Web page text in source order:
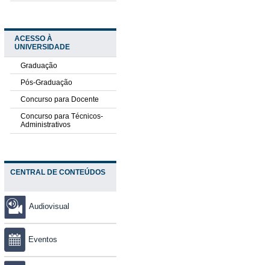
ACESSO À
UNIVERSIDADE
Graduação
Pós-Graduação
Concurso para Docente
Concurso para Técnicos-
Administrativos
CENTRAL DE CONTEÚDOS
Audiovisual
Eventos